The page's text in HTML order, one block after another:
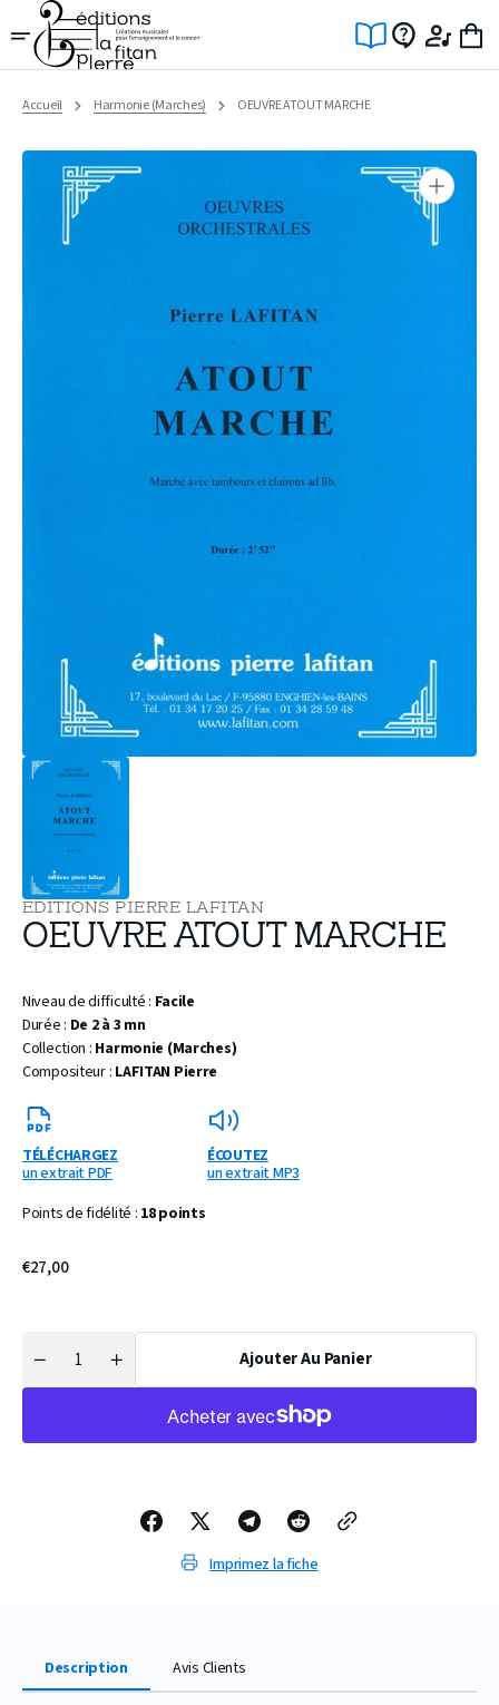
Ignorer
et
passer
au
Accueil Harmonie (Marches) OEUVRE ATOUT MARCHE
1
dans
EDITIONS PIERRE LAFITAN
OEUVRE ATOUT MARCHE
Niveau de difficulté : Facile
Durée : De 2 à 3 mn
Collection : Harmonie (Marches)
Compositeur : LAFITAN Pierre
TÉLÉCHARGEZ
un extrait PDF
ÉCOUTEZ
un extrait MP3
Points de fidélité : 18 points
Prix
€27,00
Réduire
Quantité
Augmenter
Ajouter Au Panier
Imprimez la fiche
Description Avis Clients